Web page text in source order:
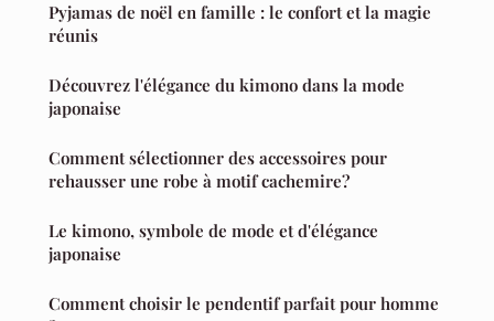
Pyjamas de noël en famille : le confort et la magie
réunis
Découvrez l'élégance du kimono dans la mode
japonaise
Comment sélectionner des accessoires pour
rehausser une robe à motif cachemire?
Le kimono, symbole de mode et d'élégance
japonaise
Comment choisir le pendentif parfait pour homme